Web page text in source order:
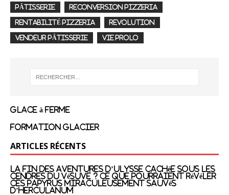
PÂTISSERIE RECONVERSION PIZZERIA
RENTABILITÉ PIZZERIA REVOLUTION
VENDEUR PÂTISSERIE VIE PROLO
Glace à ferme
Formation glacier
ARTICLES RÉCENTS
La fin des aventures d’Ulysse cachée sous les
cendres du Vésuve ? Ce que pourraient révéler
ces papyrus miraculeusement sauvés
d’Herculanum